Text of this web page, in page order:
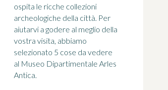
ospita le ricche collezioni
archeologiche della città. Per
aiutarvi a godere al meglio della
vostra visita, abbiamo
selezionato 5 cose da vedere
al Museo Dipartimentale Arles
Antica.